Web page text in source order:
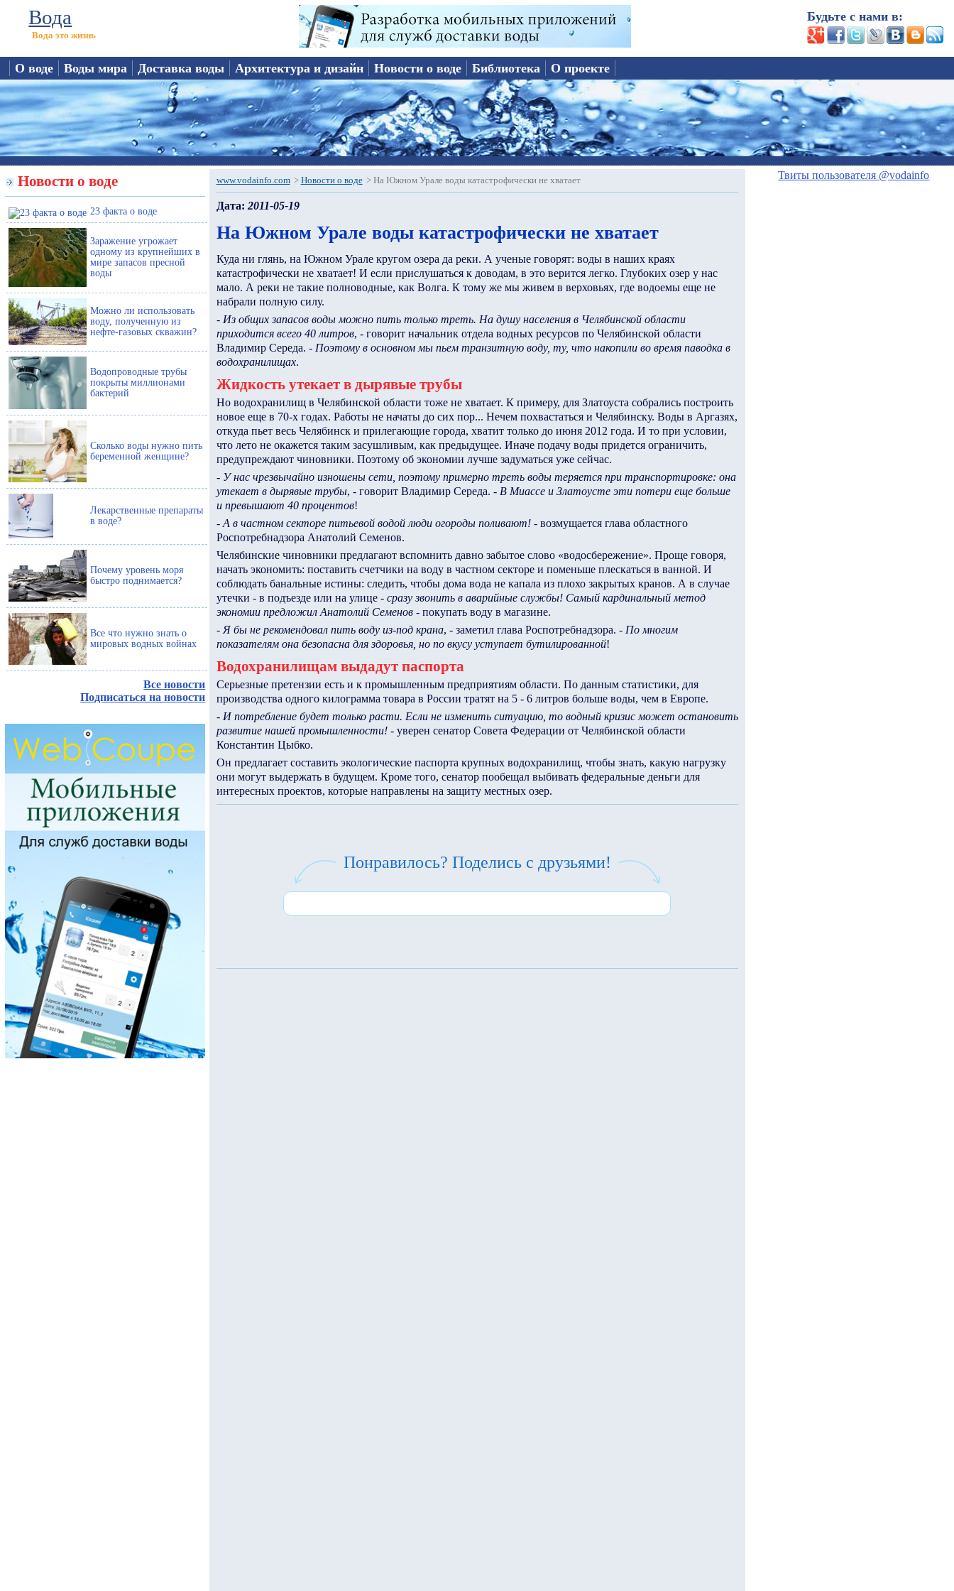
Вода
Вода это жизнь
Будьте с нами в:
О воде Воды мира Доставка воды Архитектура и дизайн Новости о воде Библиотека О проекте
Новости о воде
23 факта о воде
Заражение угрожает
одному из крупнейших в
мире запасов пресной
воды
Можно ли использовать
воду, полученную из
нефте-газовых скважин?
Водопроводные трубы
покрыты миллионами
бактерий
Сколько воды нужно пить
беременной женщине?
Лекарственные препараты
в воде?
Почему уровень моря
быстро поднимается?
Все что нужно знать о
мировых водных войнах
Все новости
Подписаться на новости
www.vodainfo.com > Новости о воде > На Южном Урале воды катастрофически не хватает
Дата: 2011-05-19
На Южном Урале воды катастрофически не хватает
Куда ни глянь, на Южном Урале кругом озера да реки. А ученые говорят: воды в наших краях
катастрофически не хватает! И если прислушаться к доводам, в это верится легко. Глубоких озер у нас
мало. А реки не такие полноводные, как Волга. К тому же мы живем в верховьях, где водоемы еще не
набрали полную силу.
- Из общих запасов воды можно пить только треть. На душу населения в Челябинской области
приходится всего 40 литров, - говорит начальник отдела водных ресурсов по Челябинской области
Владимир Середа. - Поэтому в основном мы пьем транзитную воду, ту, что накопили во время паводка в
водохранилищах.
Жидкость утекает в дырявые трубы
Но водохранилищ в Челябинской области тоже не хватает. К примеру, для Златоуста собрались построить
новое еще в 70-х годах. Работы не начаты до сих пор... Нечем похвастаться и Челябинску. Воды в Аргазях,
откуда пьет весь Челябинск и прилегающие города, хватит только до июня 2012 года. И то при условии,
что лето не окажется таким засушливым, как предыдущее. Иначе подачу воды придется ограничить,
предупреждают чиновники. Поэтому об экономии лучше задуматься уже сейчас.
- У нас чрезвычайно изношены сети, поэтому примерно треть воды теряется при транспортировке: она
утекает в дырявые трубы, - говорит Владимир Середа. - В Миассе и Златоусте эти потери еще больше
и превышают 40 процентов!
- А в частном секторе питьевой водой люди огороды поливают!- возмущается глава областного
Роспотребнадзора Анатолий Семенов.
Челябинские чиновники предлагают вспомнить давно забытое слово «водосбережение». Проще говоря,
начать экономить: поставить счетчики на воду в частном секторе и поменьше плескаться в ванной. И
соблюдать банальные истины: следить, чтобы дома вода не капала из плохо закрытых кранов. А в случае
утечки - в подъезде или на улице - сразу звонить в аварийные службы! Самый кардинальный метод
экономии предложил Анатолий Семенов- покупать воду в магазине.
- Я бы не рекомендовал пить воду из-под крана, - заметил глава Роспотребнадзора. - По многим
показателям она безопасна для здоровья, но по вкусу уступает бутилированной!
Водохранилищам выдадут паспорта
Серьезные претензии есть и к промышленным предприятиям области. По данным статистики, для
производства одного килограмма товара в России тратят на 5 - 6 литров больше воды, чем в Европе.
- И потребление будет только расти. Если не изменить ситуацию, то водный кризис может остановить
развитие нашей промышленности!- уверен сенатор Совета Федерации от Челябинской области
Константин Цыбко.
Он предлагает составить экологические паспорта крупных водохранилищ, чтобы знать, какую нагрузку
они могут выдержать в будущем. Кроме того, сенатор пообещал выбивать федеральные деньги для
интересных проектов, которые направлены на защиту местных озер.
Понравилось? Поделись с друзьями!
Твиты пользователя @vodainfo